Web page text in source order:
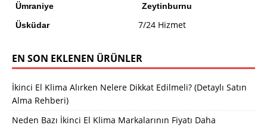
Ümraniye
Üsküdar
Zeytinburnu
7/24 Hizmet
EN SON EKLENEN ÜRÜNLER
İkinci El Klima Alırken Nelere Dikkat Edilmeli? (Detaylı Satın
Alma Rehberi)
Neden Bazı İkinci El Klima Markalarının Fiyatı Daha